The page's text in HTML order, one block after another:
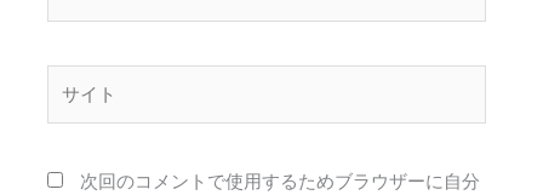
*
次回のコメントで使用するためブラウザーに自分